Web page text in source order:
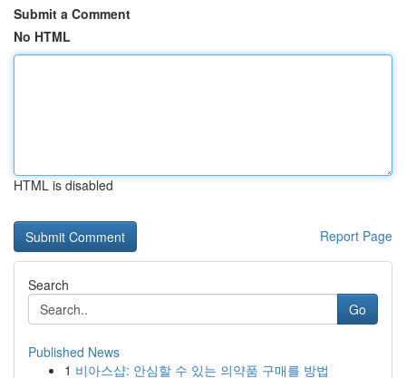
Submit a Comment
No HTML
HTML is disabled
Report Page
Search
Go
Published News
1 비아스샵: 안심할 수 있는 의약품 구매를 방법